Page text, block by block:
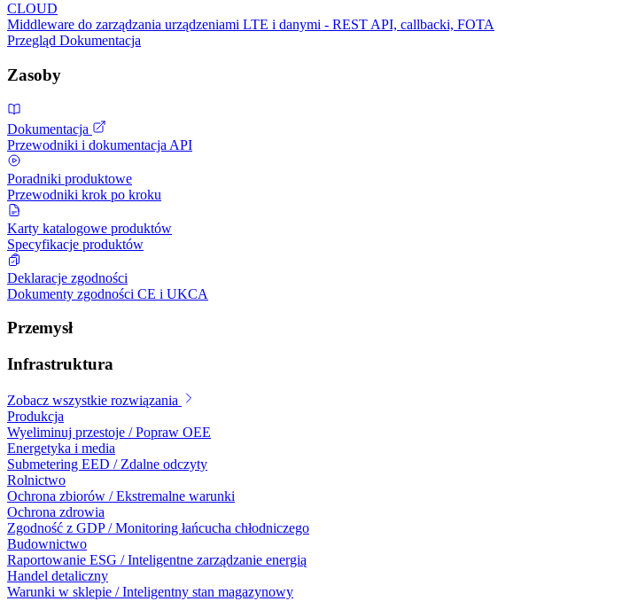
CLOUD
Middleware do zarządzania urządzeniami LTE i danymi - REST API, callbacki, FOTA
Przegląd Dokumentacja
Zasoby
Dokumentacja
Przewodniki i dokumentacja API
Poradniki produktowe
Przewodniki krok po kroku
Karty katalogowe produktów
Specyfikacje produktów
Deklaracje zgodności
Dokumenty zgodności CE i UKCA
Przemysł
Infrastruktura
Zobacz wszystkie rozwiązania
Produkcja
Wyeliminuj przestoje / Popraw OEE
Energetyka i media
Submetering EED / Zdalne odczyty
Rolnictwo
Ochrona zbiorów / Ekstremalne warunki
Ochrona zdrowia
Zgodność z GDP / Monitoring łańcucha chłodniczego
Budownictwo
Raportowanie ESG / Inteligentne zarządzanie energią
Handel detaliczny
Warunki w sklepie / Inteligentny stan magazynowy